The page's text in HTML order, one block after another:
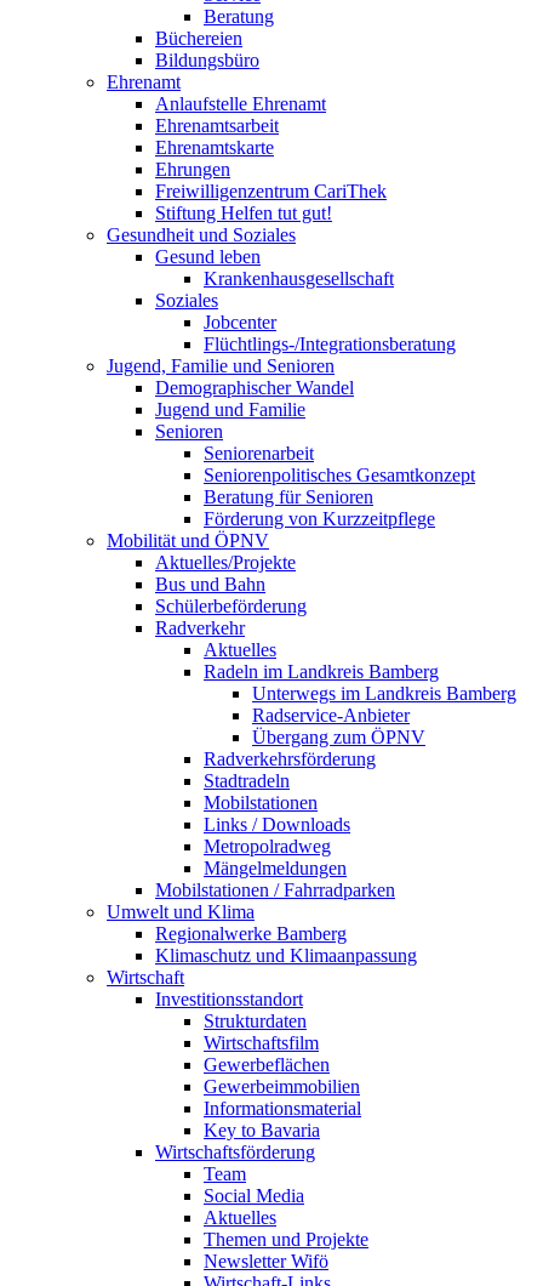
Beratung
Büchereien
Bildungsbüro
Ehrenamt
Anlaufstelle Ehrenamt
Ehrenamtsarbeit
Ehrenamtskarte
Ehrungen
Freiwilligenzentrum CariThek
Stiftung Helfen tut gut!
Gesundheit und Soziales
Gesund leben
Krankenhausgesellschaft
Soziales
Jobcenter
Flüchtlings-/Integrationsberatung
Jugend, Familie und Senioren
Demographischer Wandel
Jugend und Familie
Senioren
Seniorenarbeit
Seniorenpolitisches Gesamtkonzept
Beratung für Senioren
Förderung von Kurzzeitpflege
Mobilität und ÖPNV
Aktuelles/Projekte
Bus und Bahn
Schülerbeförderung
Radverkehr
Aktuelles
Radeln im Landkreis Bamberg
Unterwegs im Landkreis Bamberg
Radservice-Anbieter
Übergang zum ÖPNV
Radverkehrsförderung
Stadtradeln
Mobilstationen
Links / Downloads
Metropolradweg
Mängelmeldungen
Mobilstationen / Fahrradparken
Umwelt und Klima
Regionalwerke Bamberg
Klimaschutz und Klimaanpassung
Wirtschaft
Investitionsstandort
Strukturdaten
Wirtschaftsfilm
Gewerbeflächen
Gewerbeimmobilien
Informationsmaterial
Key to Bavaria
Wirtschaftsförderung
Team
Social Media
Aktuelles
Themen und Projekte
Newsletter Wifö